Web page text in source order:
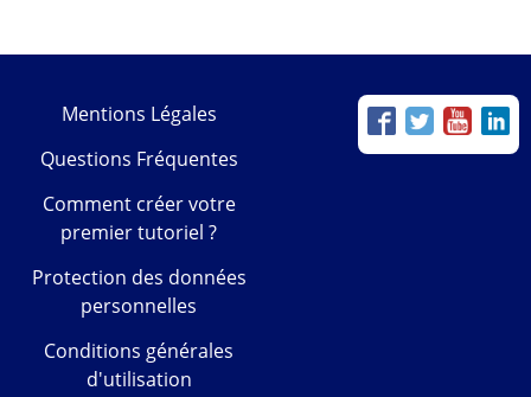
Mentions Légales
Questions Fréquentes
Comment créer votre
premier tutoriel ?
Protection des données
personnelles
Conditions générales
d'utilisation